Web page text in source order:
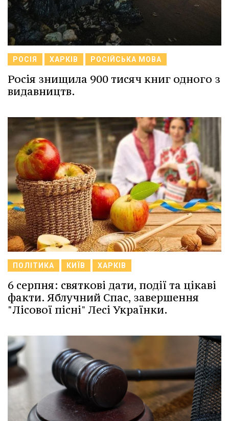
РОСІЯ ХАРКІВ РОСІЙСЬКА МОВА
Росія знищила 900 тисяч книг одного з
видавництв.
ПОЛІТИКА КИЇВ ХАРКІВ
6 серпня: святкові дати, події та цікаві
факти. Яблучний Спас, завершення
"Лісової пісні" Лесі Українки.